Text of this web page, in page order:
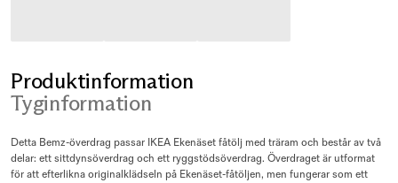
Produktinformation
Tyginformation
Detta Bemz-överdrag passar IKEA Ekenäset fåtölj med träram och består av två
delar: ett sittdynsöverdrag och ett ryggstödsöverdrag. Överdraget är utformat
för att efterlikna originalklädseln på Ekenäset-fåtöljen, men fungerar som ett